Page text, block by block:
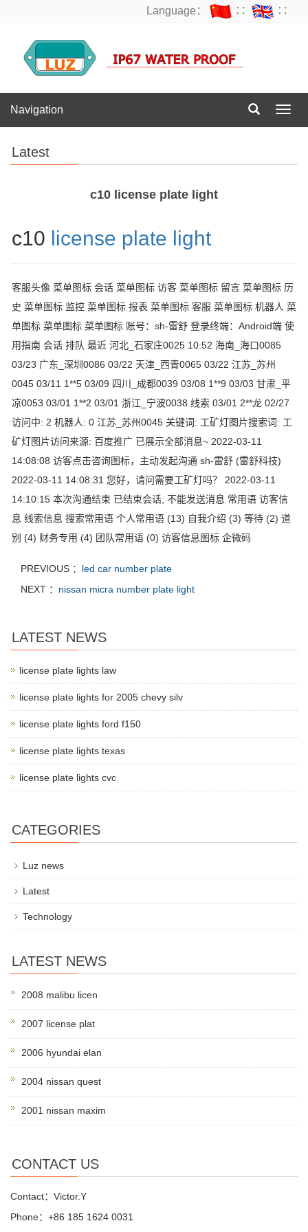
Language： ∷ ∷
Navigation
Latest
c10 license plate light
c10 license plate light
客服头像 菜单图标 会话 菜单图标 访客 菜单图标 留言 菜单图标 历
史 菜单图标 监控 菜单图标 报表 菜单图标 客服 菜单图标 机器人 菜
单图标 菜单图标 菜单图标 账号：sh-雷舒 登录终端：Android端 使
用指南 会话 排队 最近 河北_石家庄0025 10:52 海南_海口0085
03/23 广东_深圳0086 03/22 天津_西青0065 03/22 江苏_苏州
0045 03/11 1**5 03/09 四川_成都0039 03/08 1**9 03/03 甘肃_平
凉0053 03/01 1**2 03/01 浙江_宁波0038 线索 03/01 2**龙 02/27
访问中: 2 机器人: 0 江苏_苏州0045 关键词: 工矿灯图片搜索词: 工
矿灯图片访问来源: 百度推广 已展示全部消息~ 2022-03-11
14:08:08 访客点击咨询图标，主动发起沟通 sh-雷舒 (雷舒科技)
2022-03-11 14:08:31 您好，请问需要工矿灯吗？ 2022-03-11
14:10:15 本次沟通结束 已结束会话, 不能发送消息 常用语 访客信
息 线索信息 搜索常用语 个人常用语 (13) 自我介绍 (3) 等待 (2) 道
别 (4) 财务专用 (4) 团队常用语 (0) 访客信息图标 企微码
PREVIOUS ： led car number plate
NEXT ： nissan micra number plate light
LATEST NEWS
license plate lights law
license plate lights for 2005 chevy silv
license plate lights ford f150
license plate lights texas
license plate lights cvc
CATEGORIES
Luz news
Latest
Technology
LATEST NEWS
2008 malibu licen
2007 license plat
2006 hyundai elan
2004 nissan quest
2001 nissan maxim
CONTACT US
Contact：Victor.Y
Phone：+86 185 1624 0031